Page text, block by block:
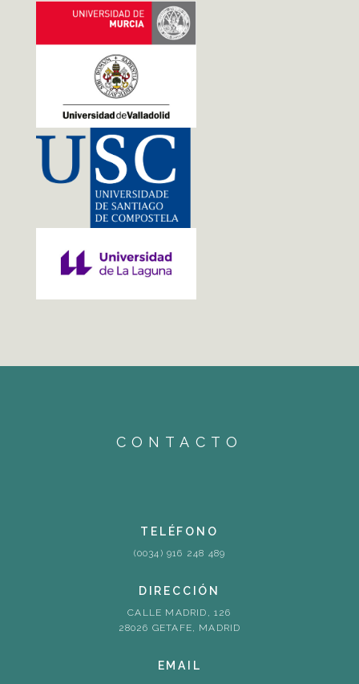
CONTACTO
TELÉFONO
(0034) 916 248 489
DIRECCIÓN
CALLE MADRID, 126
28026 GETAFE, MADRID
EMAIL